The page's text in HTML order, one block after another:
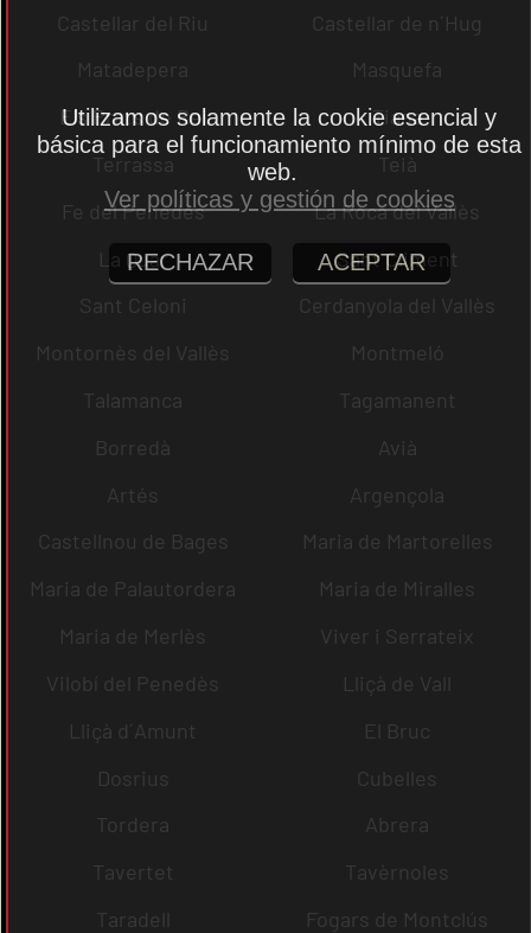
Castellar del Riu
Castellar de n´Hug
Matadepera
Masquefa
Els Prats de Rei
Tiana
Terrassa
Teià
Fe del Penedès
La Roca del Vallès
La Quar
Sant Climent
Sant Celoni
Cerdanyola del Vallès
Montornès del Vallès
Montmeló
Talamanca
Tagamanent
Borredà
Avià
Artés
Argençola
Castellnou de Bages
Maria de Martorelles
Maria de Palautordera
Maria de Miralles
Maria de Merlès
Viver i Serrateix
Vilobí del Penedès
Lliçà de Vall
Lliçà d´Amunt
El Bruc
Dosrius
Cubelles
Tordera
Abrera
Tavertet
Tavèrnoles
Taradell
Fogars de Montclús
Utilizamos solamente la cookie esencial y
básica para el funcionamiento mínimo de esta
web.
Ver políticas y gestión de cookies
RECHAZAR ACEPTAR